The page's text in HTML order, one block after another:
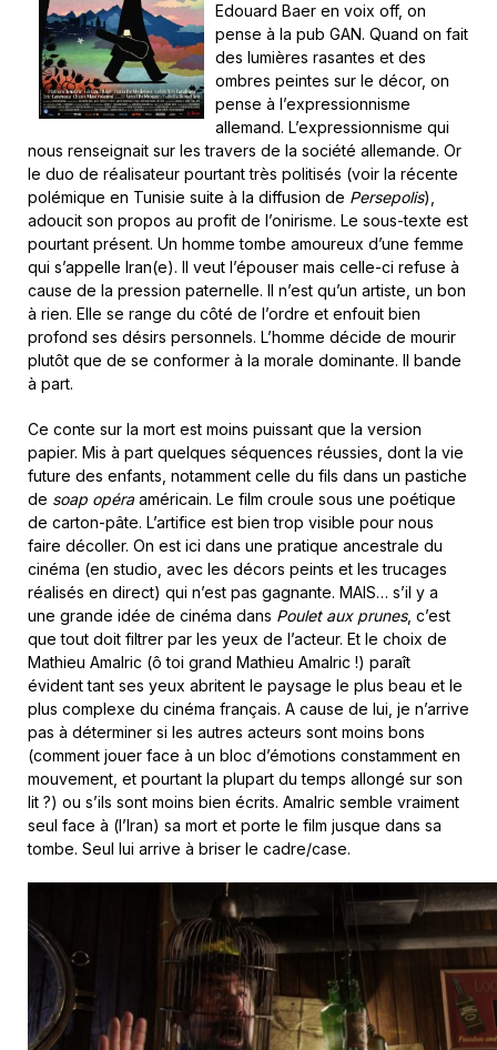
Edouard Baer en voix off, on
pense à la pub GAN. Quand on fait
des lumières rasantes et des
ombres peintes sur le décor, on
pense à l’expressionnisme
allemand. L’expressionnisme qui
nous renseignait sur les travers de la société allemande. Or
le duo de réalisateur pourtant très politisés (voir la récente
polémique en Tunisie suite à la diffusion de Persepolis),
adoucit son propos au profit de l’onirisme. Le sous-texte est
pourtant présent. Un homme tombe amoureux d’une femme
qui s’appelle Iran(e). Il veut l’épouser mais celle-ci refuse à
cause de la pression paternelle. Il n’est qu’un artiste, un bon
à rien. Elle se range du côté de l’ordre et enfouit bien
profond ses désirs personnels. L’homme décide de mourir
plutôt que de se conformer à la morale dominante. Il bande
à part.
Ce conte sur la mort est moins puissant que la version
papier. Mis à part quelques séquences réussies, dont la vie
future des enfants, notamment celle du fils dans un pastiche
de soap opéraaméricain. Le film croule sous une poétique
de carton-pâte. L’artifice est bien trop visible pour nous
faire décoller. On est ici dans une pratique ancestrale du
cinéma (en studio, avec les décors peints et les trucages
réalisés en direct) qui n’est pas gagnante. MAIS… s’il y a
une grande idée de cinéma dans Poulet aux prunes, c’est
que tout doit filtrer par les yeux de l’acteur. Et le choix de
Mathieu Amalric (ô toi grand Mathieu Amalric !) paraît
évident tant ses yeux abritent le paysage le plus beau et le
plus complexe du cinéma français. A cause de lui, je n’arrive
pas à déterminer si les autres acteurs sont moins bons
(comment jouer face à un bloc d’émotions constamment en
mouvement, et pourtant la plupart du temps allongé sur son
lit ?) ou s’ils sont moins bien écrits. Amalric semble vraiment
seul face à (l’Iran) sa mort et porte le film jusque dans sa
tombe. Seul lui arrive à briser le cadre/case.